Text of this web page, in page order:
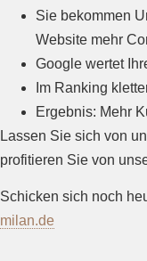
Sie bekommen
Website mehr
Google wertet
Im Ranking
Ergebnis: Mehr
Lassen Sie sich von
profitieren Sie von
Schicken sich noch
milan.de